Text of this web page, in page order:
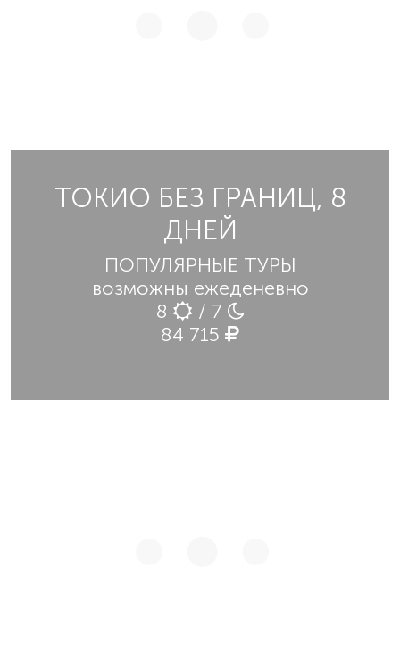
ТОКИО БЕЗ ГРАНИЦ, 8
ДНЕЙ
ПОПУЛЯРНЫЕ ТУРЫ
возможны ежеденевно
8
/ 7
84 715